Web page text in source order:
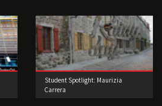
Student Spotlight: Maurizia
Carrera